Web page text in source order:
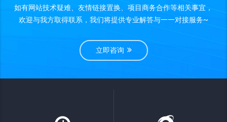
如有网站技术疑难、友情链接置换、项目商务合作等相关事宜，
欢迎与我方取得联系，我们将提供专业解答与一一对接服务~
立即咨询